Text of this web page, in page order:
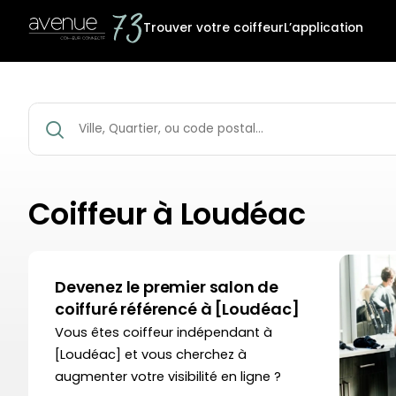
Trouver votre coiffeurL’application
Coiffeur à Loudéac
Devenez le premier salon de
coiffuré référencé à [Loudéac]
Vous êtes coiffeur indépendant à
[Loudéac] et vous cherchez à
augmenter votre visibilité en ligne ?